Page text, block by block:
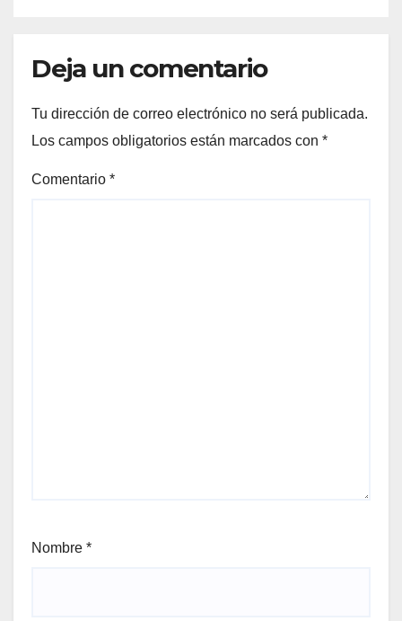
Deja un comentario
Tu dirección de correo electrónico no será publicada.
Los campos obligatorios están marcados con *
Comentario *
Nombre *